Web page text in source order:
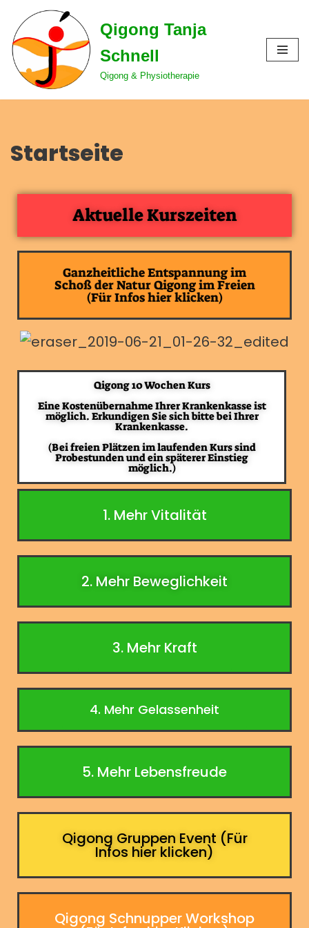
Zum
Inhalt
springen
Qigong Tanja
Schnell
Qigong & Physiotherapie
Startseite
Aktuelle Kurszeiten
Ganzheitliche Entspannung im
Schoß der Natur Qigong im Freien
(Für Infos hier klicken)
Qigong 10 Wochen Kurs
Eine Kostenübernahme Ihrer Krankenkasse ist
möglich. Erkundigen Sie sich bitte bei Ihrer
Krankenkasse.
(Bei freien Plätzen im laufenden Kurs sind
Probestunden und ein späterer Einstieg
möglich.)
1. Mehr Vitalität
2. Mehr Beweglichkeit
3. Mehr Kraft
4. Mehr Gelassenheit
5. Mehr Lebensfreude
Qigong Gruppen Event (Für
Infos hier klicken)
Qigong Schnupper Workshop